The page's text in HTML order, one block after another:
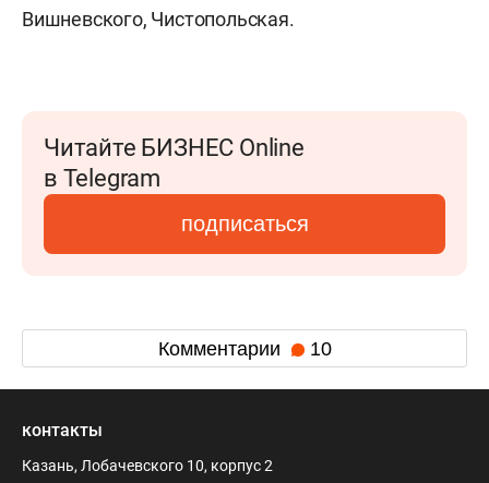
Вишневского, Чистопольская.
Читайте БИЗНЕС Online
в Telegram
подписаться
Комментарии 10
контакты
Казань, Лобачевского 10, корпус 2